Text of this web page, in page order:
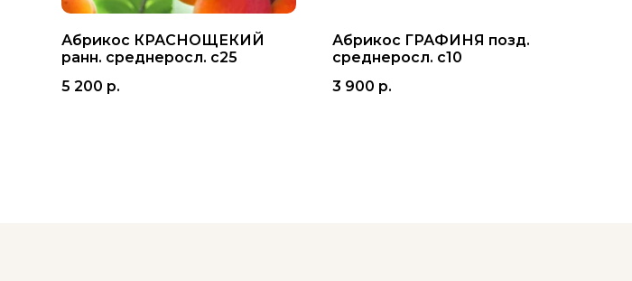
Абрикос КРАСНОЩЕКИЙ
ранн. среднеросл. с25
5 200 р.
Абрикос ГРАФИНЯ позд.
среднеросл. с10
3 900 р.